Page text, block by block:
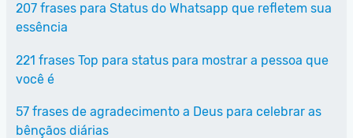
207 frases para Status do Whatsapp que refletem sua
essência
221 frases Top para status para mostrar a pessoa que
você é
57 frases de agradecimento a Deus para celebrar as
bênçãos diárias